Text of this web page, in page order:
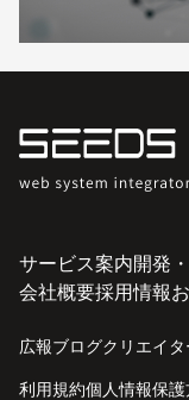
サービス案内開発
会社概要採用情報
広報ブログクリエイ
利用規約個人情報保